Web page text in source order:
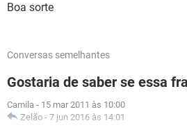
Boa sorte
Conversas semelhantes
Gostaria de saber se essa
Camila - 15 mar 2011 às 10:00
Zelão - 7 jun 2016 às 14:01